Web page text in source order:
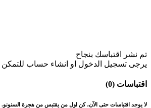
تم نشر اقتباسك بنجاح
يرجى تسجيل الدخول او انشاء حساب
اقتباسات (0)
لا يوجد اقتباسات حتى الآن، كن اول من يقتبس من هجرة السنونو.